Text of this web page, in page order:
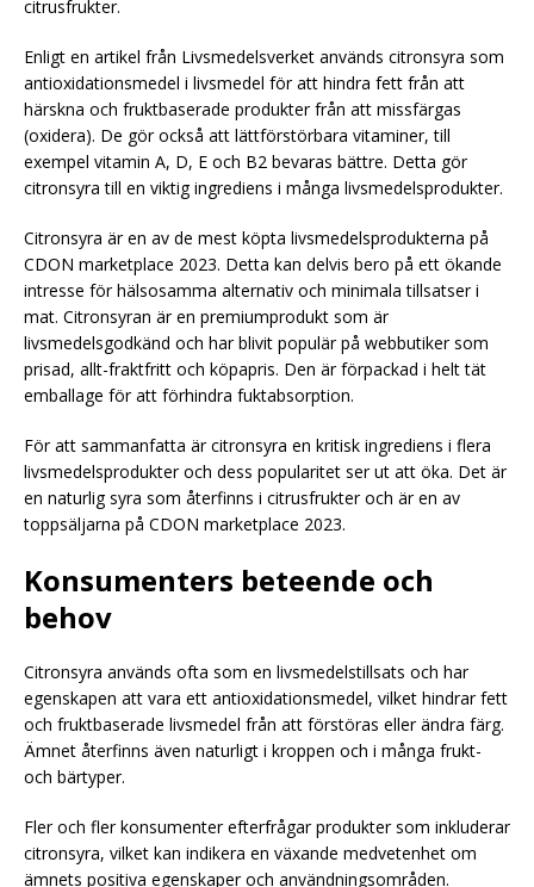
citrusfrukter.
Enligt en artikel från Livsmedelsverket används citronsyra som
antioxidationsmedel i livsmedel för att hindra fett från att
härskna och fruktbaserade produkter från att missfärgas
(oxidera). De gör också att lättförstörbara vitaminer, till
exempel vitamin A, D, E och B2 bevaras bättre. Detta gör
citronsyra till en viktig ingrediens i många livsmedelsprodukter.
Citronsyra är en av de mest köpta livsmedelsprodukterna på
CDON marketplace 2023. Detta kan delvis bero på ett ökande
intresse för hälsosamma alternativ och minimala tillsatser i
mat. Citronsyran är en premiumprodukt som är
livsmedelsgodkänd och har blivit populär på webbutiker som
prisad, allt-fraktfritt och köpapris. Den är förpackad i helt tät
emballage för att förhindra fuktabsorption.
För att sammanfatta är citronsyra en kritisk ingrediens i flera
livsmedelsprodukter och dess popularitet ser ut att öka. Det är
en naturlig syra som återfinns i citrusfrukter och är en av
toppsäljarna på CDON marketplace 2023.
Konsumenters beteende och
behov
Citronsyra används ofta som en livsmedelstillsats och har
egenskapen att vara ett antioxidationsmedel, vilket hindrar fett
och fruktbaserade livsmedel från att förstöras eller ändra färg.
Ämnet återfinns även naturligt i kroppen och i många frukt-
och bärtyper.
Fler och fler konsumenter efterfrågar produkter som inkluderar
citronsyra, vilket kan indikera en växande medvetenhet om
ämnets positiva egenskaper och användningsområden.